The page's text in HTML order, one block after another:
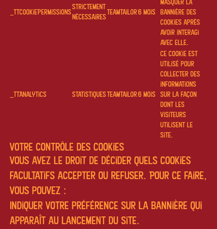
_ttCookiePermissions
Strictement
nécessaires
Teamtailor6 mois
masquer la
bannière des
cookies après
avoir interagi
avec elle.
_ttAnalytics StatistiquesTeamtailor6 mois
Ce cookie est
utilisé pour
collecter des
informations
sur la façon
dont les
visiteurs
utilisent le
site.
Votre contrôle des cookies
Vous avez le droit de décider quels cookies
facultatifs accepter ou refuser. Pour ce faire,
vous pouvez :
Indiquer votre préférence sur la bannière qui
apparaît au lancement du site.